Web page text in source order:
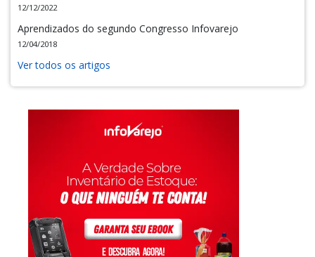
12/12/2022
Aprendizados do segundo Congresso Infovarejo
12/04/2018
Ver todos os artigos